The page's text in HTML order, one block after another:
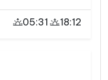
05:31 18:12